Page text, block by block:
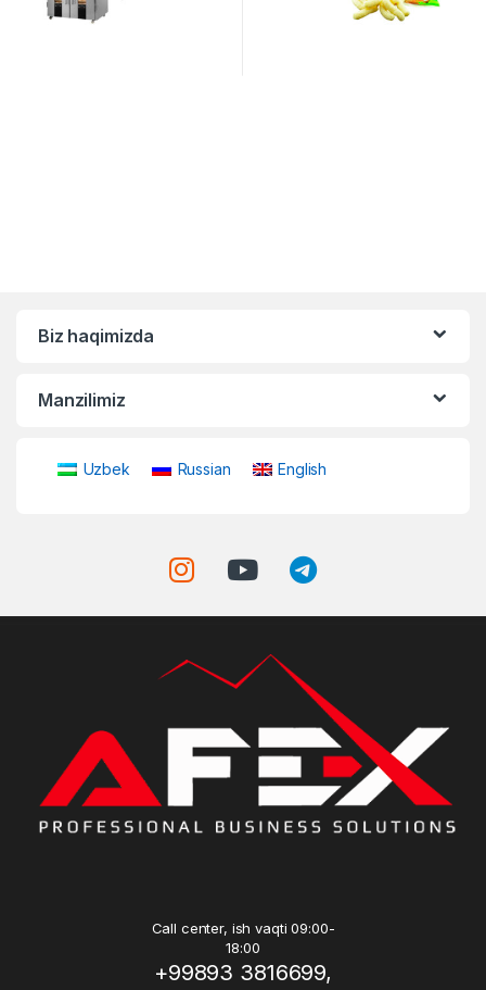
Biz haqimizda
Manzilimiz
Uzbek Russian English
Call center, ish vaqti 09:00-
18:00
+99893 3816699,